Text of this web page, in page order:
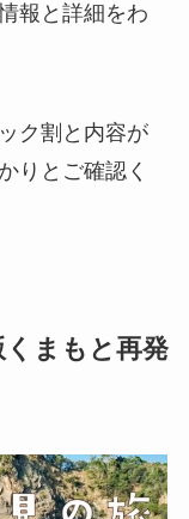
報と詳細をわ
ク割と内容が
りとご確認く
くまもと再発